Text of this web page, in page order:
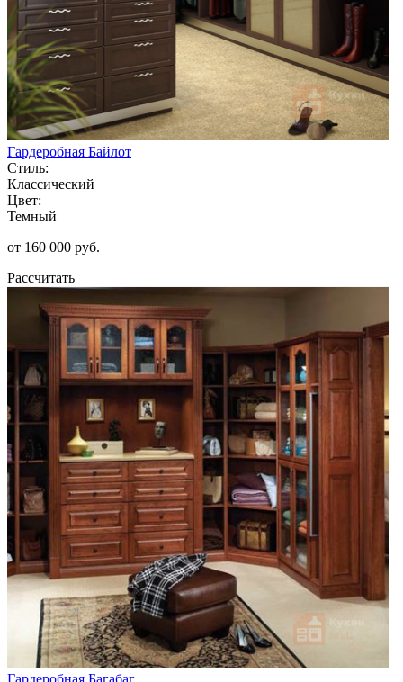
Гардеробная Байлот
Стиль:
Классический
Цвет:
Темный
от 160 000 руб.
Рассчитать
Гардеробная Багабаг